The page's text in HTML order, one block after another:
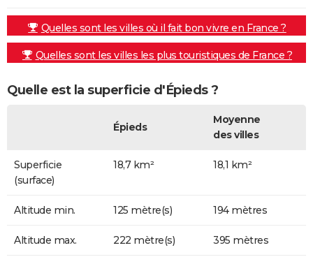
Quelles sont les villes où il fait bon vivre en France ?
Quelles sont les villes les plus touristiques de France ?
Quelle est la superficie d'Épieds ?
Épieds
Moyenne
des villes
Superficie
(surface)
18,7 km² 18,1 km²
Altitude min. 125 mètre(s) 194 mètres
Altitude max. 222 mètre(s) 395 mètres